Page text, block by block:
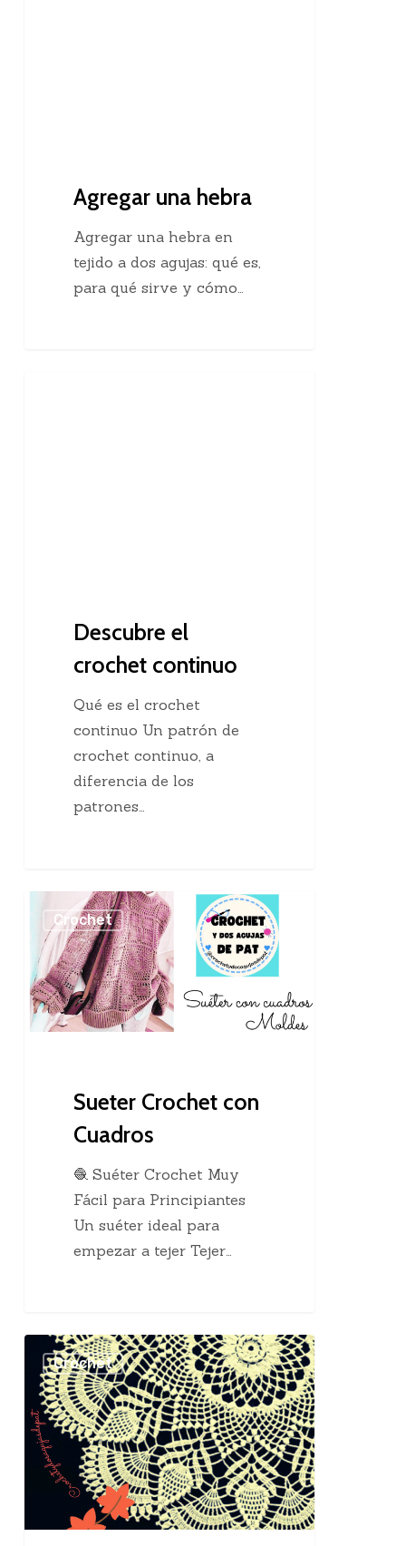
Agregar una hebra
Agregar una hebra en
tejido a dos agujas: qué es,
para qué sirve y cómo…
Descubre el
crochet continuo
Qué es el crochet
continuo Un patrón de
crochet continuo, a
diferencia de los
patrones…
Crochet
con
Cuadros
Crochet
Sueter Crochet con
Cuadros
🧶 Suéter Crochet Muy
Fácil para Principiantes
Un suéter ideal para
empezar a tejer Tejer…
Carpeta
Centro
de
mesa
crochet
Crochet